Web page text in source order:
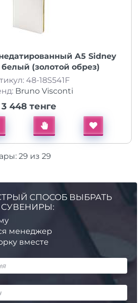
А5 Sidney
белый (золотой обрез)
48-18S541F
Bruno Visconti
3 448 тенге
29 из 29
СПОСОБ ВЫБРАТЬ
СУВЕНИРЫ:
менеджер
вместе